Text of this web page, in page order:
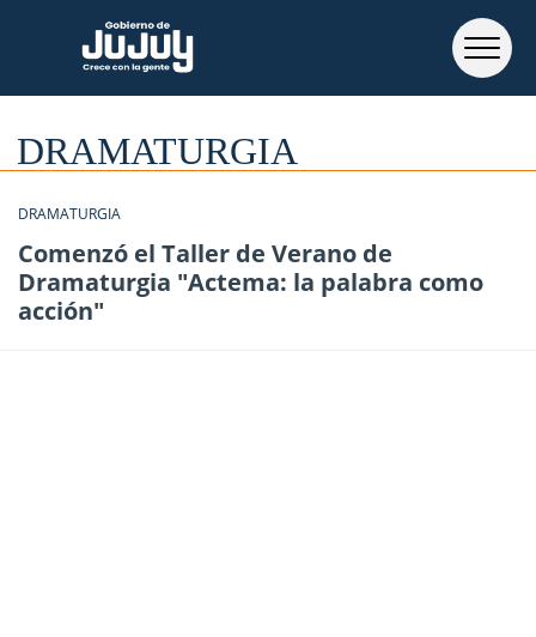
DRAMATURGIA
DRAMATURGIA
Comenzó el Taller de Verano de
Dramaturgia "Actema: la palabra como
acción"